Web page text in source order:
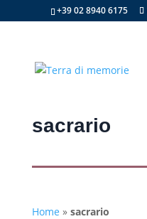
+39 02 8940 6175
sacrario
Home » sacrario